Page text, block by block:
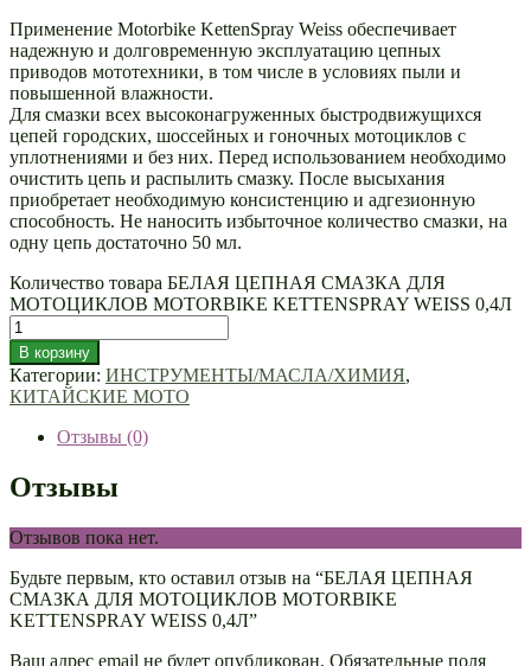
Применение Motorbike KettenSpray Weiss обеспечивает
надежную и долговременную эксплуатацию цепных
приводов мототехники, в том числе в условиях пыли и
повышенной влажности.
Для смазки всех высоконагруженных быстродвижущихся
цепей городских, шоссейных и гоночных мотоциклов с
уплотнениями и без них. Перед использованием необходимо
очистить цепь и распылить смазку. После высыхания
приобретает необходимую консистенцию и адгезионную
способность. Не наносить избыточное количество смазки, на
одну цепь достаточно 50 мл.
Количество товара БЕЛАЯ ЦЕПНАЯ СМАЗКА ДЛЯ
МОТОЦИКЛОВ MOTORBIKE KETTENSPRAY WEISS 0,4Л
В корзину
Категории: ИНСТРУМЕНТЫ/МАСЛА/ХИМИЯ,
КИТАЙСКИЕ МОТО
Отзывы (0)
Отзывы
Отзывов пока нет.
Будьте первым, кто оставил отзыв на “БЕЛАЯ ЦЕПНАЯ
СМАЗКА ДЛЯ МОТОЦИКЛОВ MOTORBIKE
KETTENSPRAY WEISS 0,4Л”
Ваш адрес email не будет опубликован. Обязательные поля